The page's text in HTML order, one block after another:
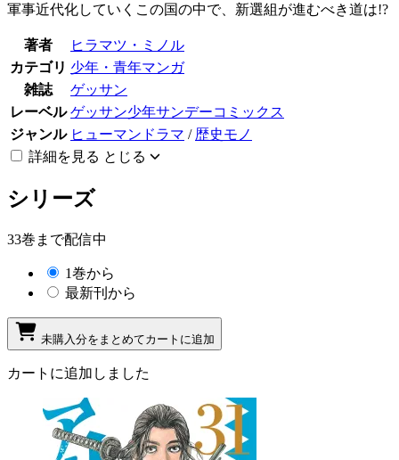
軍事近代化していくこの国の中で、新選組が進むべき道は!?
著者
ヒラマツ・ミノル
カテゴリ 少年・青年マンガ
雑誌
ゲッサン
レーベル ゲッサン少年サンデーコミックス
ジャンル ヒューマンドラマ / 歴史モノ
詳細を見る とじる
シリーズ
33巻まで配信中
1巻から
最新刊から
未購入分をまとめてカートに追加
カートに追加しました